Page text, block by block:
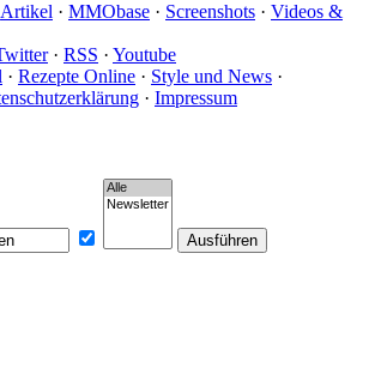
Artikel · MMObase · Screenshots · Videos &
· RSS · Youtube
· Rezepte Online · Style und News ·
· Impressum